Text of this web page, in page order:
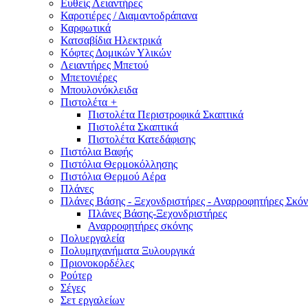
Ευθείς Λειαντήρες
Καροτιέρες / Διαμαντοδράπανα
Καρφωτικά
Κατσαβίδια Ηλεκτρικά
Κόφτες Δομικών Υλικών
Λειαντήρες Μπετού
Μπετονιέρες
Μπουλονόκλειδα
Πιστολέτα +
Πιστολέτα Περιστροφικά Σκαπτικά
Πιστολέτα Σκαπτικά
Πιστολέτα Κατεδάφισης
Πιστόλια Βαφής
Πιστόλια Θερμοκόλλησης
Πιστόλια Θερμού Αέρα
Πλάνες
Πλάνες Βάσης - Ξεχονδριστήρες - Αναρροφητήρες
Πλάνες Βάσης-Ξεχονδριστήρες
Αναρροφητήρες σκόνης
Πολυεργαλεία
Πολυμηχανήματα Ξυλουργικά
Πριονοκορδέλες
Ρούτερ
Σέγες
Σετ εργαλείων